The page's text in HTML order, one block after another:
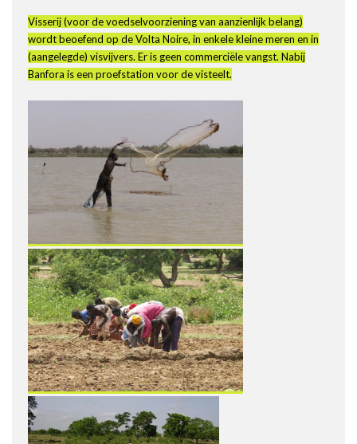
Visserij (voor de voedselvoorziening van aanzienlijk belang)
wordt beoefend op de Volta Noire, in enkele kleine meren en in
(aangelegde) visvijvers. Er is geen commerciële vangst. Nabij
Banfora is een proefstation voor de visteelt.